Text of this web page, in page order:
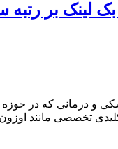
بک لینک بر
و درمانی که در حوزه
تخصصی مانند اوزون